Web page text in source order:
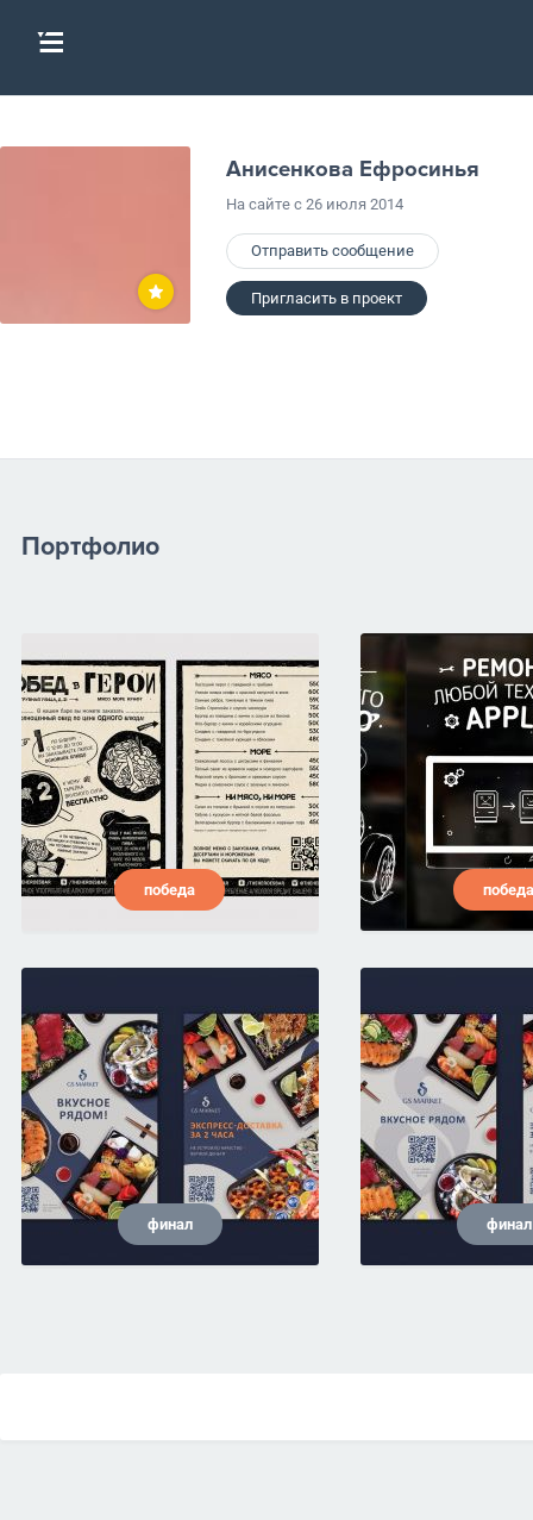
Анисенкова Ефросинья
На сайте с 26 июля 2014
Отправить сообщение
Пригласить в проект
Портфолио
победа победа
финал финал